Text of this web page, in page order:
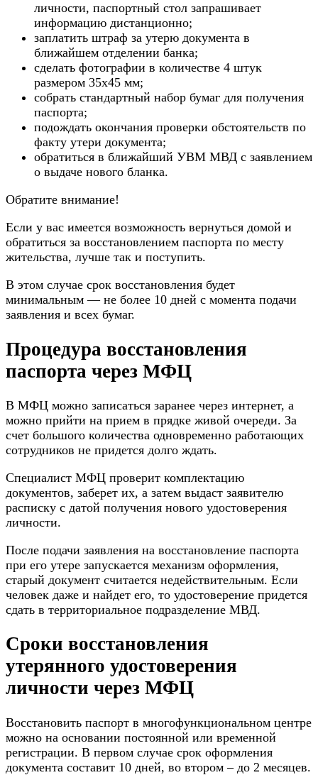
личности, паспортный стол запрашивает
информацию дистанционно;
заплатить штраф за утерю документа в
ближайшем отделении банка;
сделать фотографии в количестве 4 штук
размером 35х45 мм;
собрать стандартный набор бумаг для получения
паспорта;
подождать окончания проверки обстоятельств по
факту утери документа;
обратиться в ближайший УВМ МВД с заявлением
о выдаче нового бланка.
Обратите внимание!
Если у вас имеется возможность вернуться домой и
обратиться за восстановлением паспорта по месту
жительства, лучше так и поступить.
В этом случае срок восстановления будет
минимальным — не более 10 дней с момента подачи
заявления и всех бумаг.
Процедура восстановления
паспорта через МФЦ
В МФЦ можно записаться заранее через интернет, а
можно прийти на прием в прядке живой очереди. За
счет большого количества одновременно работающих
сотрудников не придется долго ждать.
Специалист МФЦ проверит комплектацию
документов, заберет их, а затем выдаст заявителю
расписку с датой получения нового удостоверения
личности.
После подачи заявления на восстановление паспорта
при его утере запускается механизм оформления,
старый документ считается недействительным. Если
человек даже и найдет его, то удостоверение придется
сдать в территориальное подразделение МВД.
Сроки восстановления
утерянного удостоверения
личности через МФЦ
Восстановить паспорт в многофункциональном центре
можно на основании постоянной или временной
регистрации. В первом случае срок оформления
документа составит 10 дней, во втором – до 2 месяцев.